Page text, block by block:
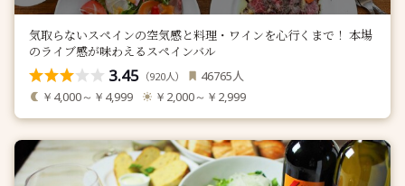
気取らないスペインの空気感と料理・ワインを心行くまで！ 本場
のライブ感が味わえるスペインバル
3.45 （920人） 46765人
￥4,000～￥4,999 ￥2,000～￥2,999